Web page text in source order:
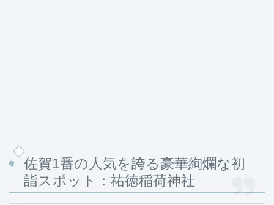
佐賀1番の人気を誇る豪華絢爛な初
詣スポット：祐徳稲荷神社